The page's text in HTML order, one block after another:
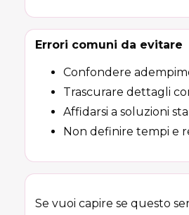
Errori comuni da evitare
Confondere
Trascurare dettagli
Affidarsi a soluzioni
Non definire tempi e
Se vuoi capire se questo